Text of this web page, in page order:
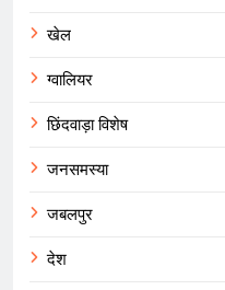
खेल
ग्वालियर
छिंदवाड़ा विशेष
जनसमस्या
जबलपुर
देश